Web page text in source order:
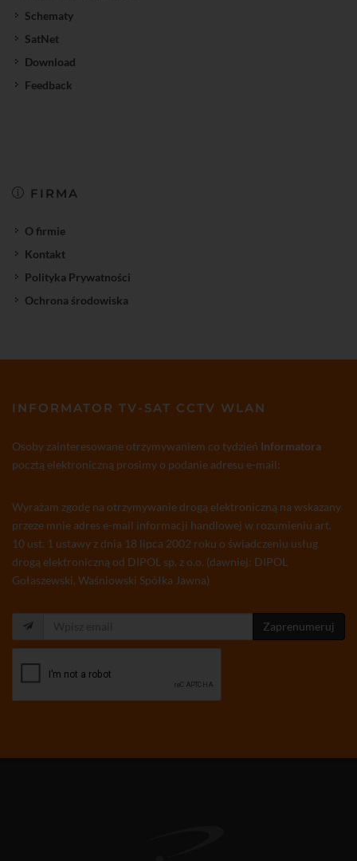
Schematy
SatNet
Download
Feedback
FIRMA
O firmie
Kontakt
Polityka Prywatności
Ochrona środowiska
INFORMATOR TV-SAT CCTV WLAN
Osoby zainteresowane otrzymywaniem co tydzień Informatora
pocztą elektroniczną prosimy o podanie adresu e-mail:
Wyrażam zgodę na otrzymywanie drogą elektroniczną na wskazany
przeze mnie adres e-mail informacji handlowej w rozumieniu art.
10 ust. 1 ustawy z dnia 18 lipca 2002 roku o świadczeniu usług
drogą elektroniczną od DIPOL sp. z o.o. (dawniej: DIPOL
Gołaszewski, Waśniowski Spółka Jawna)
Zaprenumeruj